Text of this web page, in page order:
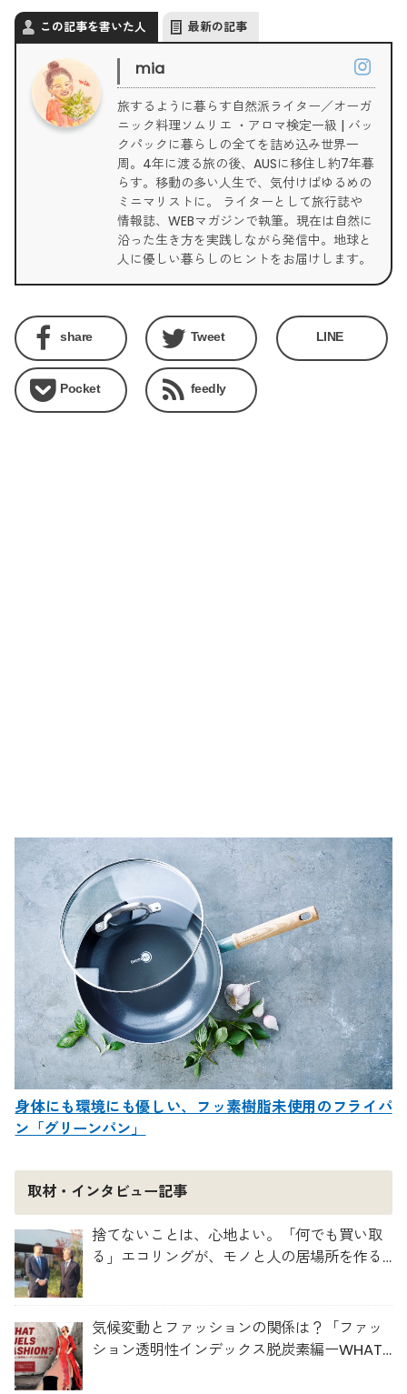
この記事を書いた人 最新の記事
mia
旅するように暮らす自然派ライター／オーガ
ニック料理ソムリエ ・アロマ検定一級 | バッ
クパックに暮らしの全てを詰め込み世界一
周。4年に渡る旅の後、AUSに移住し約7年暮
らす。移動の多い人生で、気付けばゆるめの
ミニマリストに。 ライターとして旅行誌や
情報誌、WEBマガジンで執筆。現在は自然に
沿った生き方を実践しながら発信中。地球と
人に優しい暮らしのヒントをお届けします。
share Tweet LINE
Pocket feedly
身体にも環境にも優しい、フッ素樹脂未使用のフライパ
ン「グリーンパン」
取材・インタビュー記事
捨てないことは、心地よい。「何でも買い取
る」エコリングが、モノと人の居場所を作る
気候変動とファッションの関係は？「ファッ
ション透明性インデックス脱炭素編ーWHAT